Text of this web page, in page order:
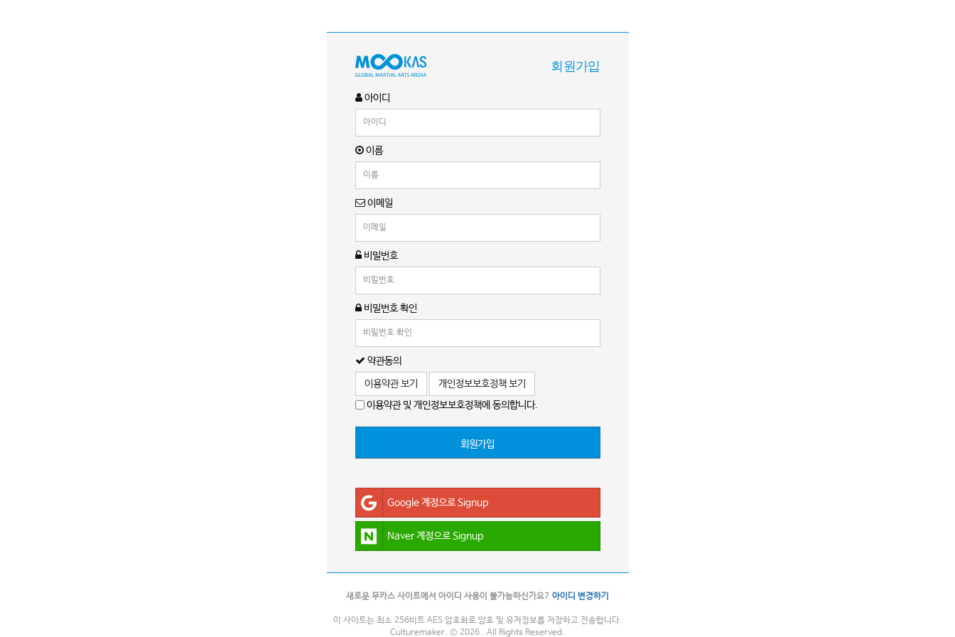
회원가입
아이디
이름
이메일
비밀번호
비밀번호 확인
약관동의
이용약관 보기
개인정보보호정책 보기
이용약관 및 개인정보보호정책에 동의합니다.
회원가입
Google 계정으로 Signup
Naver 계정으로 Signup
새로운 무카스 사이트에서 아이디 사용이 불가능하신가요? 아이디 변경하기
이 사이트는 최소 256비트 AES 암호화로 암호 및 유저정보를 저장하고 전송합니다.
Culturemaker. © 2026 . All Rights Reserved.